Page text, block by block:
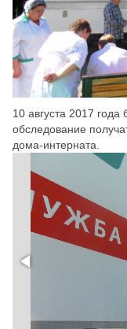
10 августа 2017
обследование
дома-интерната.